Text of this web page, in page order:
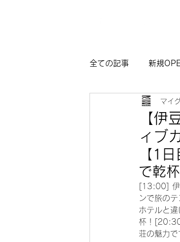
全ての記事 新規
マイグレ東京
観光モデルコース
【伊
ィブ
マイ
【1
で乾杯
[13:00] 伊
ンで旅の
ホテルと
杯！
荘の魅力で